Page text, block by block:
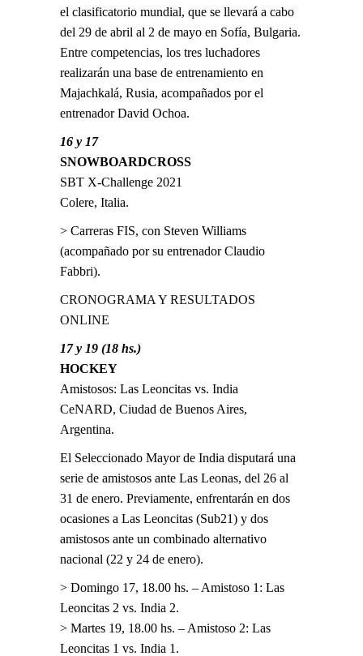
el clasificatorio mundial, que se llevará a cabo
del 29 de abril al 2 de mayo en Sofía, Bulgaria.
Entre competencias, los tres luchadores
realizarán una base de entrenamiento en
Majachkalá, Rusia, acompañados por el
entrenador David Ochoa.
16 y 17
SNOWBOARDCROSS
SBT X-Challenge 2021
Colere, Italia.
> Carreras FIS, con Steven Williams
(acompañado por su entrenador Claudio
Fabbri).
CRONOGRAMA Y RESULTADOS
ONLINE
17 y 19 (18 hs.)
HOCKEY
Amistosos: Las Leoncitas vs. India
CeNARD, Ciudad de Buenos Aires,
Argentina.
El Seleccionado Mayor de India disputará una
serie de amistosos ante Las Leonas, del 26 al
31 de enero. Previamente, enfrentarán en dos
ocasiones a Las Leoncitas (Sub21) y dos
amistosos ante un combinado alternativo
nacional (22 y 24 de enero).
> Domingo 17, 18.00 hs. – Amistoso 1: Las
Leoncitas 2 vs. India 2.
> Martes 19, 18.00 hs. – Amistoso 2: Las
Leoncitas 1 vs. India 1.